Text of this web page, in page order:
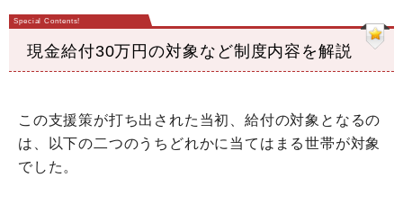
現金給付30万円の対象など制度内容を解説
この支援策が打ち出された当初、給付の対象となるの
は、以下の二つのうちどれかに当てはまる世帯が対象
でした。